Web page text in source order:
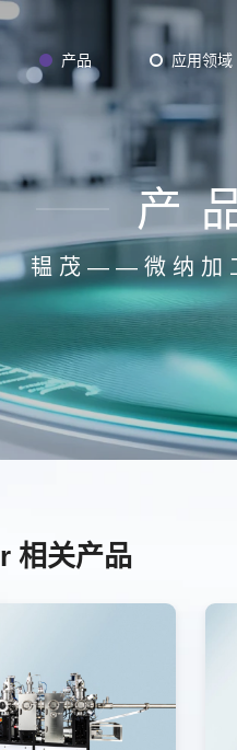
产品
CVD
应用领域
产
韫茂——微纳加
相关产品